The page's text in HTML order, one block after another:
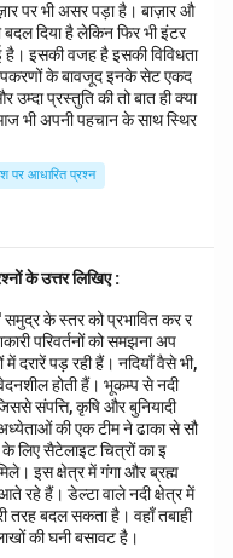
पर भी असर पड़ा है। बाज़ार औ
दिया है लेकिन फिर भी इंटर
इसकी वजह है इसकी विविधता
के बावजूद इनके सेट एकद
प्रस्तुति की तो बात ही क्या
भी अपनी पहचान के साथ स्थिर
पर आधारित प्रश्न
के उत्तर लिखिए :
के स्तर को प्रभावित कर र
परिवर्तनों को समझना अप
में दरारें पड़ रही हैं। नदियाँ वैसे भी,
होती हैं। भूकम्प से नदी
संपत्ति, कृषि और बुनियादी
की एक टीम ने ढाका से सौ
के लिए सैटेलाइट चित्रों का इ
इस क्षेत्र में गंगा और ब्रह्म
रहे हैं। डेल्टा वाले नदी क्षेत्र में
तरह बदल सकता है। वहाँ तबाही
की घनी बसावट है।